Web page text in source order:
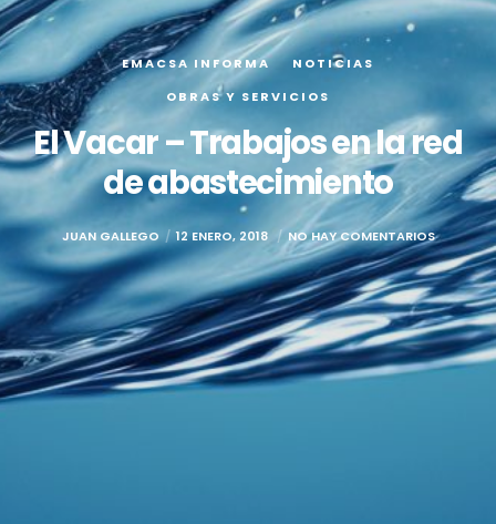
EMACSA INFORMA
NOTICIAS
OBRAS Y SERVICIOS
El Vacar – Trabajos en la red
de abastecimiento
JUAN GALLEGO 12 ENERO, 2018 NO HAY COMENTARIOS